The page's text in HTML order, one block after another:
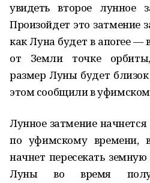
увидеть второе лунное
Произойдет это затмение
как Луна будет в апогее —
от Земли точке
размер Луны будет
этом сообщили в
Лунное затмение
по уфимскому времени,
начнет пересекать
Луны во время